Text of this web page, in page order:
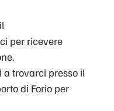
per ricevere
a trovarci presso il
di Forio per